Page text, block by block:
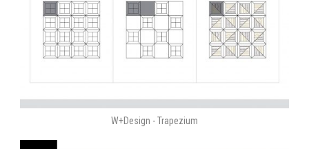
W+Design - Trapezium